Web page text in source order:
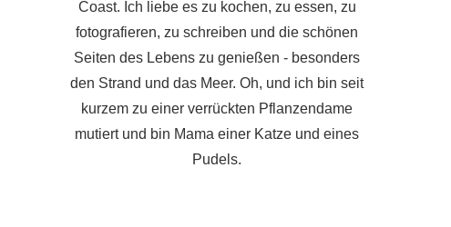
Coast. Ich liebe es zu kochen, zu essen, zu
fotografieren, zu schreiben und die schönen
Seiten des Lebens zu genießen - besonders
den Strand und das Meer. Oh, und ich bin seit
kurzem zu einer verrückten Pflanzendame
mutiert und bin Mama einer Katze und eines
Pudels.